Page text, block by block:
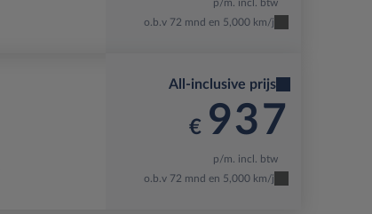
p/m. incl. btw
o.b.v 72 mnd en 5,000 km/j
All-inclusive prijs
€ 937
p/m. incl. btw
o.b.v 72 mnd en 5,000 km/j